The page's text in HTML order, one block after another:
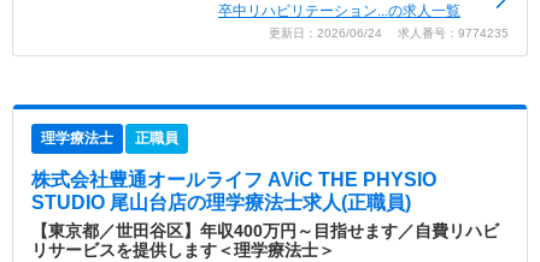
卒中リハビリテーション...の求人一覧
更新日：2026/06/24 求人番号：9774235
理学療法士 正職員
株式会社豊通オールライフ AViC THE PHYSIO
STUDIO 尾山台店の理学療法士求人(正職員)
【東京都／世田谷区】年収400万円～目指せます／自費リハビ
リサービスを提供します＜理学療法士＞